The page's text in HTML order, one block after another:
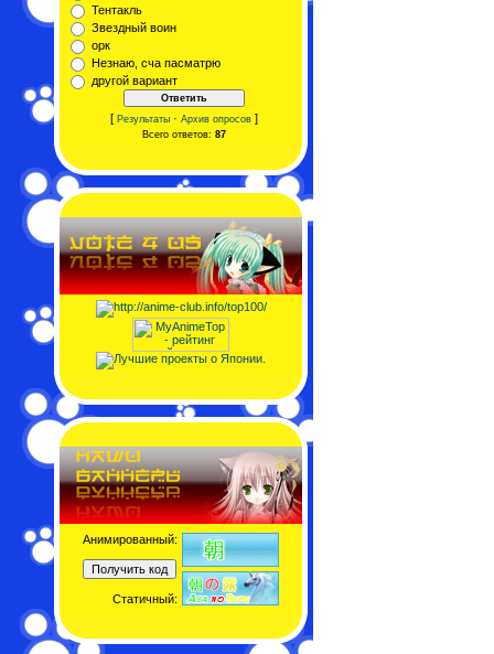
Тентакль
Звездный воин
орк
Незнаю, сча пасматрю
другой вариант
[ Результаты· Архив опросов]
Всего ответов: 87
Анимированный:
Статичный: